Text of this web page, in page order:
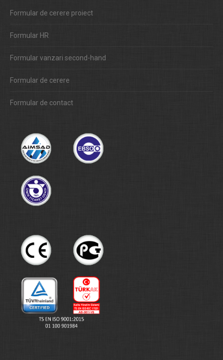
Formular de cerere proiect
Formular HR
Formular vanzari second-hand
Formular de cerere
Formular de contact